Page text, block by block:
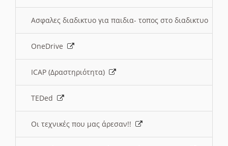
Ασφαλες διαδικτυο για παιδια- τοπος στο διαδικτυο
OneDrive
ICAP (Δραστηριότητα)
TEDed
Οι τεχνικές που μας άρεσαν!!